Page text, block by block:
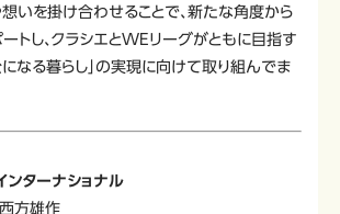
いを掛け合わせることで、新たな角度から
トし、クラシエとWEリーグがともに目指す
になる暮らし」の実現に向けて取り組んでま
ンターナショナル
方雄作